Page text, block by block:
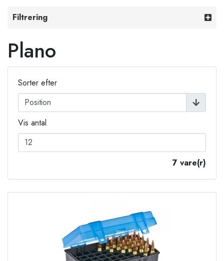
Filtrering
Plano
Sorter efter
Vis antal
7 vare(r)